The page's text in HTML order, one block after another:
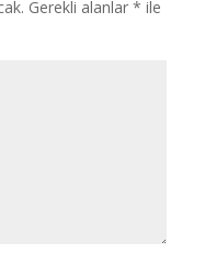
Gerekli alanlar * ile